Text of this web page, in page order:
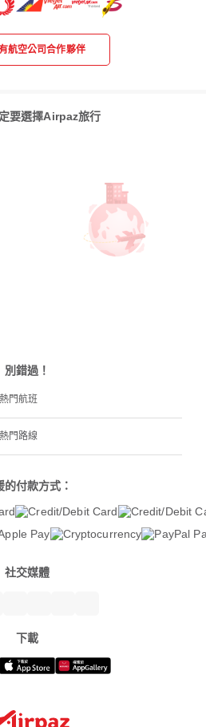
航空公司合作夥伴
要選擇Airpaz旅行
別錯過！
熱門航班
熱門路線
的付款方式：
社交媒體
下載